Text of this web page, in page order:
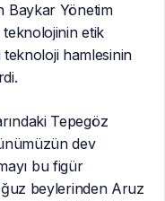
Baykar Yönetim
etik
teknoloji hamlesinin
Tepegöz
dev
bu figür
beylerinden Aruz